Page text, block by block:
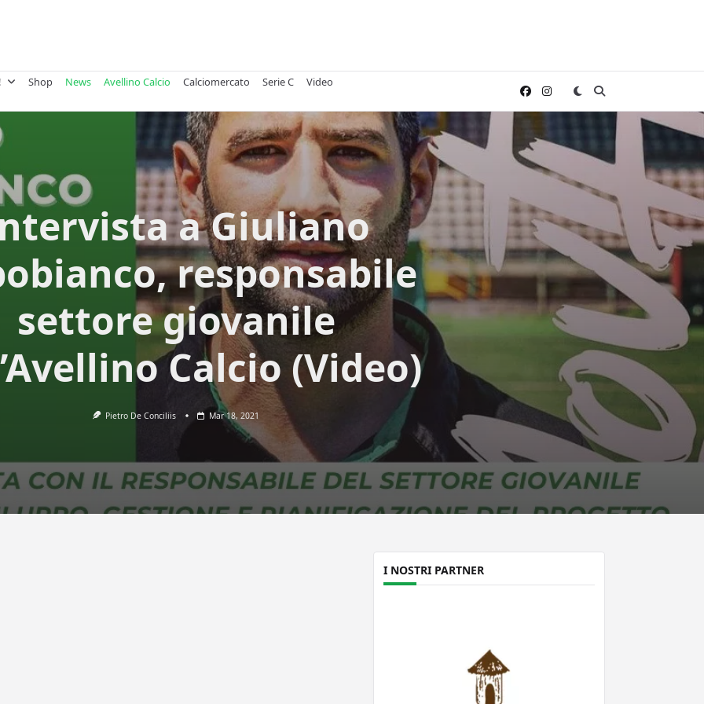
Shop News Avellino Calcio Calciomercato Serie C Video
a Giuliano
responsabile
settore giovanile
Calcio (Video)
Pietro De Conciliis Mar 18, 2021
I NOSTRI PARTNER